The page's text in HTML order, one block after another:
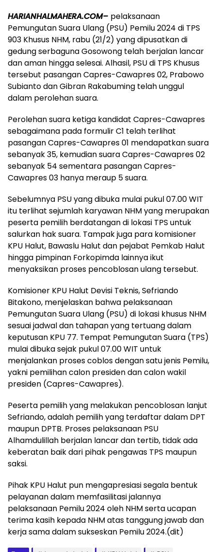
HARIANHALMAHERA.COM– pelaksanaan
Pemungutan Suara Ulang (PSU) Pemilu 2024 di TPS
903 Khusus NHM, rabu (21/2) yang dipusatkan di
gedung serbaguna Gosowong telah berjalan lancar
dan aman hingga selesai. Alhasil, PSU di TPS Khusus
tersebut pasangan Capres-Cawapres 02, Prabowo
Subianto dan Gibran Rakabuming telah unggul
dalam perolehan suara.
Perolehan suara ketiga kandidat Capres-Cawapres
sebagaimana pada formulir C1 telah terlihat
pasangan Capres-Cawapres 01 mendapatkan suara
sebanyak 35, kemudian suara Capres-Cawapres 02
sebanyak 54 sementara pasangan Capres-
Cawapres 03 hanya meraup 5 suara.
Sebelumnya PSU yang dibuka mulai pukul 07.00 WIT
itu terlihat sejumlah karyawan NHM yang merupakan
peserta pemilih berdatangan di lokasi TPS untuk
salurkan hak suara. Tampak juga para komisioner
KPU Halut, Bawaslu Halut dan pejabat Pemkab Halut
hingga pimpinan Forkopimda lainnya ikut
menyaksikan proses pencoblosan ulang tersebut.
Komisioner KPU Halut Devisi Teknis, Sefriando
Bitakono, menjelaskan bahwa pelaksanaan
Pemungutan Suara Ulang (PSU) di lokasi khusus NHM
sesuai jadwal dan tahapan yang tertuang dalam
keputusan KPU 77. Tempat Pemungutan Suara (TPS)
mulai dibuka sejak pukul 07.00 WIT untuk
menjalankan proses coblos dengan satu jenis Pemilu,
yakni pemilihan calon presiden dan calon wakil
presiden (Capres-Cawapres).
Peserta pemilih yang melakukan pencoblosan lanjut
Sefriando, adalah pemilih yang terdaftar dalam DPT
maupun DPTB. Proses pelaksanaan PSU
Alhamdulillah berjalan lancar dan tertib, tidak ada
keberatan baik dari pihak pengawas TPS maupun
saksi.
Pihak KPU Halut pun mengapresiasi segala bentuk
pelayanan dalam memfasilitasi jalannya
pelaksanaan Pemilu 2024 oleh NHM serta ucapan
terima kasih kepada NHM atas tanggung jawab dan
kerja sama dalam sukseskan Pemilu 2024.(dit)